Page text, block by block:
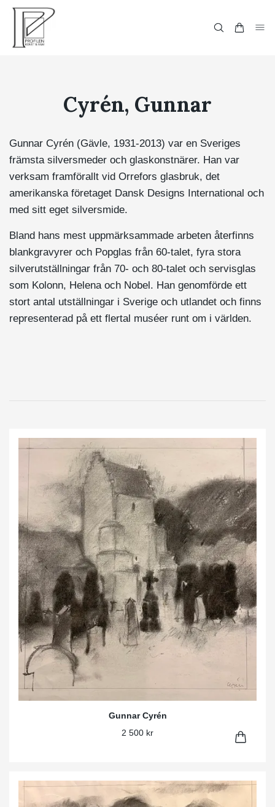
Cyrén, Gunnar
Gunnar Cyrén (Gävle, 1931-2013) var en Sveriges
främsta silversmeder och glaskonstnärer. Han var
verksam framförallt vid Orrefors glasbruk, det
amerikanska företaget Dansk Designs International och
med sitt eget silversmide.
Bland hans mest uppmärksammade arbeten återfinns
blankgravyrer och Popglas från 60-talet, fyra stora
silverutställningar från 70- och 80-talet och servisglas
som Kolonn, Helena och Nobel. Han genomförde ett
stort antal utställningar i Sverige och utlandet och finns
representerad på ett flertal muséer runt om i världen.
Gunnar Cyrén
2 500 kr